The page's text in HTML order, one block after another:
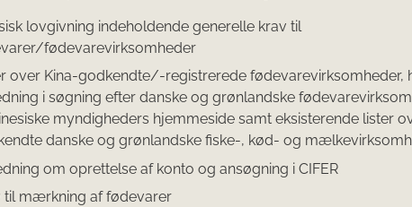
lovgivning indeholdende generelle krav til
fødevarevirksomheder
over Kina-godkendte/-registrerede fødevarevirksomheder,
i søgning efter danske og grønlandske
myndigheders hjemmeside samt eksisterende lister
danske og grønlandske fiske-, kød- og
om oprettelse af konto og ansøgning i CIFER
til mærkning af fødevarer